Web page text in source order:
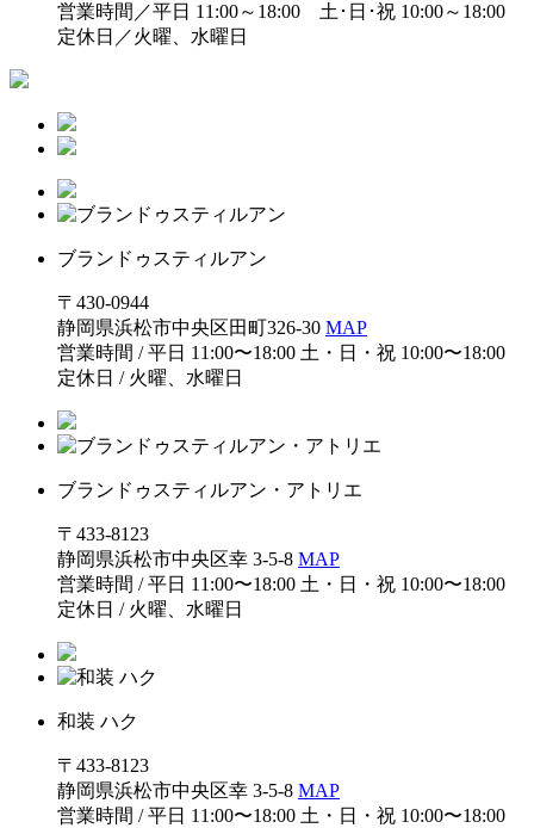
営業時間／平日 11:00～18:00 土･日･祝 10:00～18:00
定休日／火曜、水曜日
ブランドゥスティルアン
〒430-0944
静岡県浜松市中央区田町326-30 MAP
営業時間 / 平日 11:00〜18:00 土・日・祝 10:00〜18:00
定休日 / 火曜、水曜日
ブランドゥスティルアン・アトリエ
〒433-8123
静岡県浜松市中央区幸 3-5-8 MAP
営業時間 / 平日 11:00〜18:00 土・日・祝 10:00〜18:00
定休日 / 火曜、水曜日
和装 ハク
〒433-8123
静岡県浜松市中央区幸 3-5-8 MAP
営業時間 / 平日 11:00〜18:00 土・日・祝 10:00〜18:00